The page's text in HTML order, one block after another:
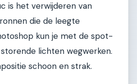
is het verwijderen van
die de leegte
kun je met de spot-
lichten wegwerken.
schoon en strak.